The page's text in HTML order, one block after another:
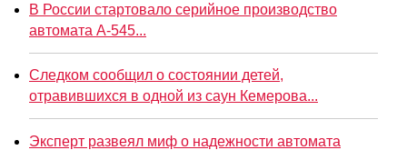
В России стартовало серийное производство
автомата А-545...
Следком сообщил о состоянии детей,
отравившихся в одной из саун Кемерова...
Эксперт развеял миф о надежности автомата